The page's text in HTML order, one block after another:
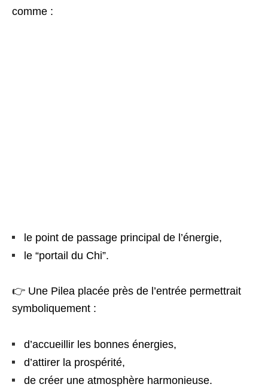
comme :
le point de passage principal de l’énergie,
le “portail du Chi”.
👉 Une Pilea placée près de l’entrée permettrait
symboliquement :
d’accueillir les bonnes énergies,
d’attirer la prospérité,
de créer une atmosphère harmonieuse.